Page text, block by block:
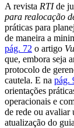
A revista RTIde
para realocação
práticas para
de maneira a
pág. 72 o artigo
que, embora seja
protocolo de
cautela. E na pág.
orientações
operacionais e
de rede ou avaliar
atualização do